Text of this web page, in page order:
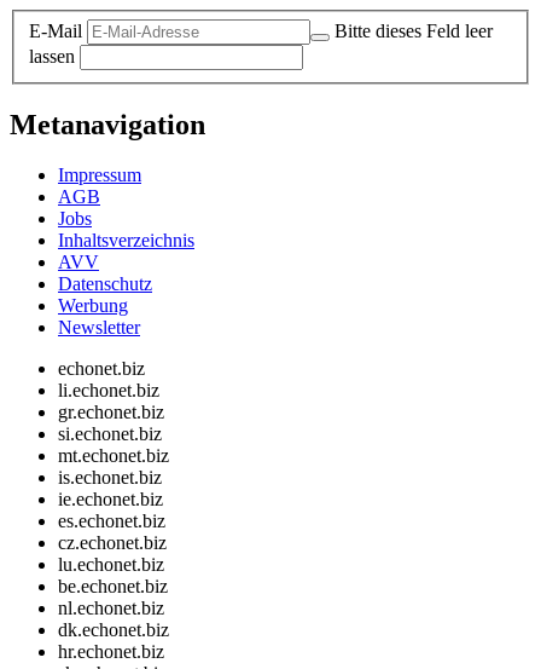
E-Mail
Bitte dieses Feld leer
lassen
Metanavigation
Impressum
AGB
Jobs
Inhaltsverzeichnis
AVV
Datenschutz
Werbung
Newsletter
echonet.biz
li.echonet.biz
gr.echonet.biz
si.echonet.biz
mt.echonet.biz
is.echonet.biz
ie.echonet.biz
es.echonet.biz
cz.echonet.biz
lu.echonet.biz
be.echonet.biz
nl.echonet.biz
dk.echonet.biz
hr.echonet.biz